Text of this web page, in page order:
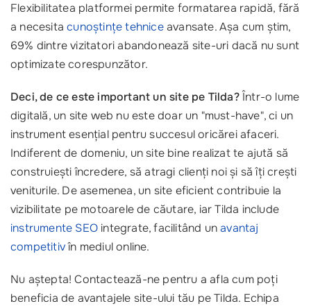
Flexibilitatea platformei permite formatarea rapidă, fără
a necesitacunoștințe tehniceavansate. Așa cum știm,
69% dintre vizitatori abandonează site-uri dacă nu sunt
optimizate corespunzător.
Deci, de ce este important un site pe Tilda?Într-o lume
digitală, un site web nu este doar un "must-have", ci un
instrument esențial pentru succesul oricărei afaceri.
Indiferent de domeniu, un site bine realizat te ajută să
construiești încredere, să atragi clienți noi și să îți crești
veniturile. De asemenea, un site eficient contribuie la
vizibilitate pe motoarele de căutare, iar Tilda include
instrumente SEO integrate, facilitând unavantaj
competitivîn mediul online.
Nu aștepta! Contactează-ne pentru a afla cum poți
beneficia de avantajele site-ului tău pe Tilda. Echipa